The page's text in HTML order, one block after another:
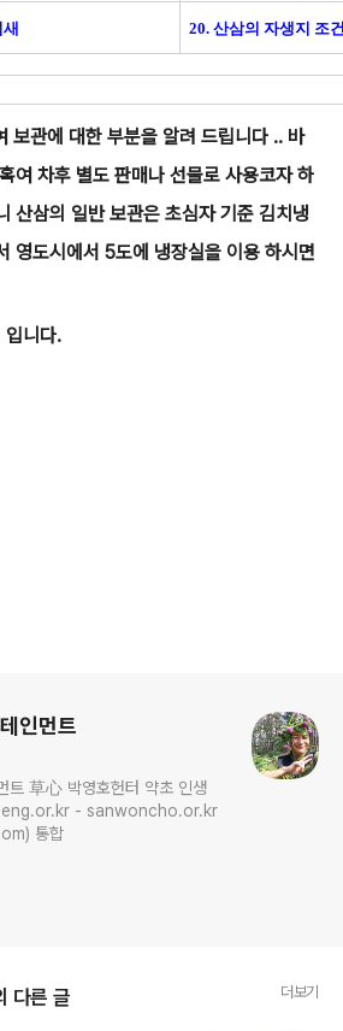
새 20. 산삼의 자생지 조
보관에 대한 부분을 알려 드립니다 .. 바
여 차후 별도 판매나 선물로 사용코자 하
산삼의 일반 보관은 초심자 기준 김치냉
영도시에서 5도에 냉장실을 이용 하시면
입니다.
인먼트
트 草心 박영호헌터 약초 인생
통합
다른 글 더보기